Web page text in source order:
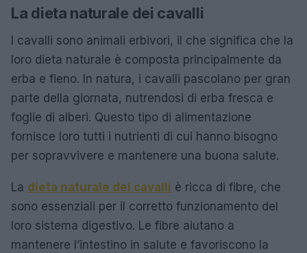
La dieta naturale dei cavalli
I cavalli sono animali erbivori, il che significa che la
loro dieta naturale è composta principalmente da
erba e fieno. In natura, i cavalli pascolano per gran
parte della giornata, nutrendosi di erba fresca e
foglie di alberi. Questo tipo di alimentazione
fornisce loro tutti i nutrienti di cui hanno bisogno
per sopravvivere e mantenere una buona salute.
La dieta naturale dei cavalli è ricca di fibre, che
sono essenziali per il corretto funzionamento del
loro sistema digestivo. Le fibre aiutano a
mantenere l’intestino in salute e favoriscono la